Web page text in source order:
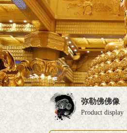
弥勒佛佛像
Product display